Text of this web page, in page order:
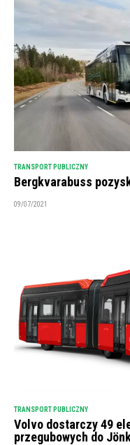
TRANSPORT PUBLICZNY
Bergkvarabuss
09/07/2021
TRANSPORT PUBLICZNY
Volvo dostarczy 49
przegubowych do